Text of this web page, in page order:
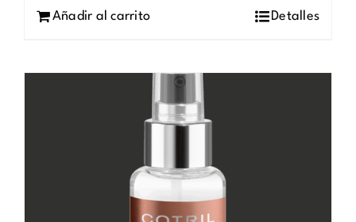
Añadir al carrito Detalles